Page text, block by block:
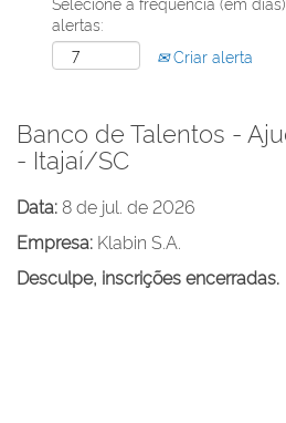
alertas:
Criar alerta
Banco de Talentos -
- Itajaí/SC
Data:8 de jul. de 2026
Empresa: Klabin S.A.
Desculpe, inscrições encerradas.